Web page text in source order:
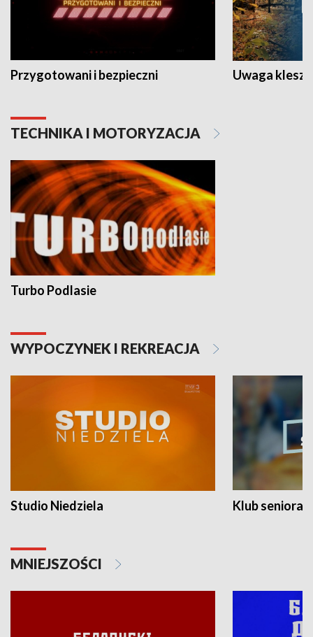
Przygotowani i bezpieczni Uwaga
TECHNIKA I MOTORYZACJA
Turbo Podlasie
WYPOCZYNEK I REKREACJA
Studio Niedziela Klub seniora
MNIEJSZOŚCI